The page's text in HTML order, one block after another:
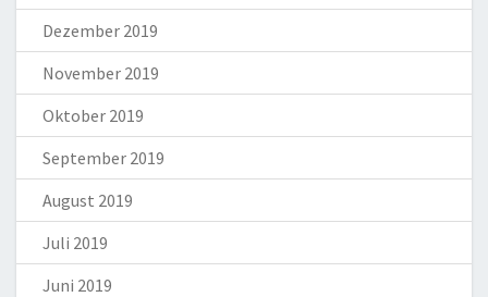
Dezember 2019
November 2019
Oktober 2019
September 2019
August 2019
Juli 2019
Juni 2019